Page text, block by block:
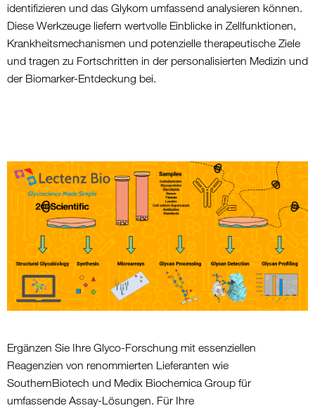
identifizieren und das Glykom umfassend analysieren können.
Diese Werkzeuge liefern wertvolle Einblicke in Zellfunktionen,
Krankheitsmechanismen und potenzielle therapeutische Ziele
und tragen zu Fortschritten in der personalisierten Medizin und
der Biomarker-Entdeckung bei.
Ergänzen Sie Ihre Glyco-Forschung mit essenziellen
Reagenzien von renommierten Lieferanten wie
SouthernBiotech und Medix Biochemica Group für
umfassende Assay-Lösungen. Für Ihre